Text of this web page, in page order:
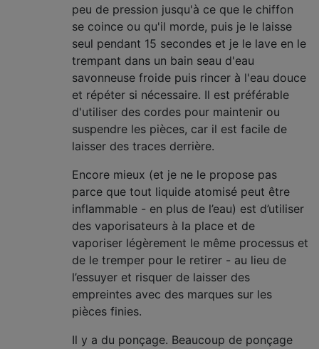
peu de pression jusqu'à ce que le chiffon
se coince ou qu'il morde, puis je le laisse
seul pendant 15 secondes et je le lave en le
trempant dans un bain seau d'eau
savonneuse froide puis rincer à l'eau douce
et répéter si nécessaire. Il est préférable
d'utiliser des cordes pour maintenir ou
suspendre les pièces, car il est facile de
laisser des traces derrière.
Encore mieux (et je ne le propose pas
parce que tout liquide atomisé peut être
inflammable - en plus de l’eau) est d’utiliser
des vaporisateurs à la place et de
vaporiser légèrement le même processus et
de le tremper pour le retirer - au lieu de
l’essuyer et risquer de laisser des
empreintes avec des marques sur les
pièces finies.
Il y a du ponçage. Beaucoup de ponçage